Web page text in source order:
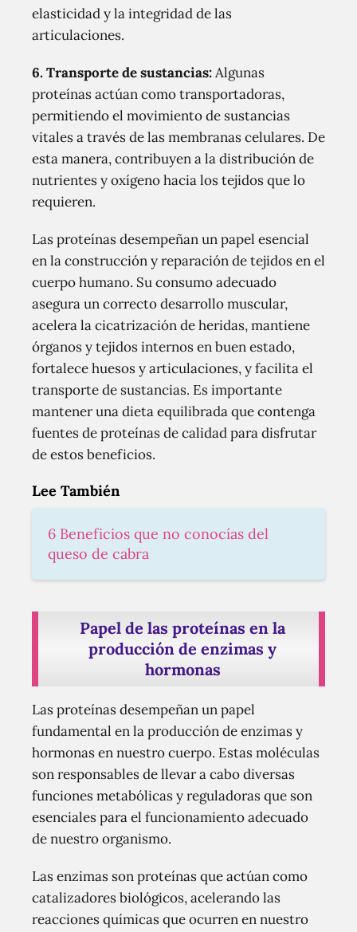
elasticidad y la integridad de las
articulaciones.
6. Transporte de sustancias:Algunas
proteínas actúan como transportadoras,
permitiendo el movimiento de sustancias
vitales a través de las membranas celulares. De
esta manera, contribuyen a la distribución de
nutrientes y oxígeno hacia los tejidos que lo
requieren.
Las proteínas desempeñan un papel esencial
en la construcción y reparación de tejidos en el
cuerpo humano. Su consumo adecuado
asegura un correcto desarrollo muscular,
acelera la cicatrización de heridas, mantiene
órganos y tejidos internos en buen estado,
fortalece huesos y articulaciones, y facilita el
transporte de sustancias. Es importante
mantener una dieta equilibrada que contenga
fuentes de proteínas de calidad para disfrutar
de estos beneficios.
Lee También
6 Beneficios que no conocías del
queso de cabra
Papel de las proteínas en la
producción de enzimas y
hormonas
Las proteínas desempeñan un papel
fundamental en la producción de enzimas y
hormonas en nuestro cuerpo. Estas moléculas
son responsables de llevar a cabo diversas
funciones metabólicas y reguladoras que son
esenciales para el funcionamiento adecuado
de nuestro organismo.
Las enzimas son proteínas que actúan como
catalizadores biológicos, acelerando las
reacciones químicas que ocurren en nuestro